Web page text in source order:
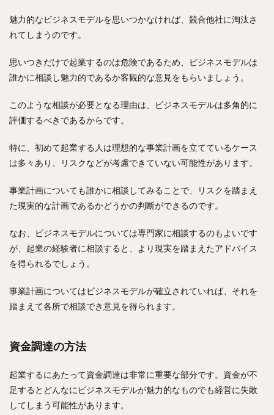
魅力的なビジネスモデルを思いつかなければ、競合他社に淘汰さ
れてしまうのです。
思いつきだけで起業するのは危険であるため、ビジネスモデルは
誰かに相談し魅力的であるか客観的な意見をもらいましょう。
このような相談が必要となる理由は、ビジネスモデルは多角的に
評価するべきであるからです。
特に、初めて起業する人は理想的な事業計画を立てているケース
は多々あり、リスクなどが考慮できていない可能性があります。
事業計画についても誰かに相談してみることで、リスクを踏まえ
た現実的な計画であるかどうかの判断ができるのです。
なお、ビジネスモデルについては専門家に相談するのもよいです
が、起業の経験者に相談すると、より現実を踏まえたアドバイス
を得られるでしょう。
事業計画についてはビジネスモデルが確立されていれば、それを
踏まえて各所で相談でき意見を得られます。
資金調達の方法
起業するにあたって資金調達は非常に重要な部分です。資金が不
足するとどんなにビジネスモデルが魅力的なものでも経営に失敗
してしまう可能性があります。